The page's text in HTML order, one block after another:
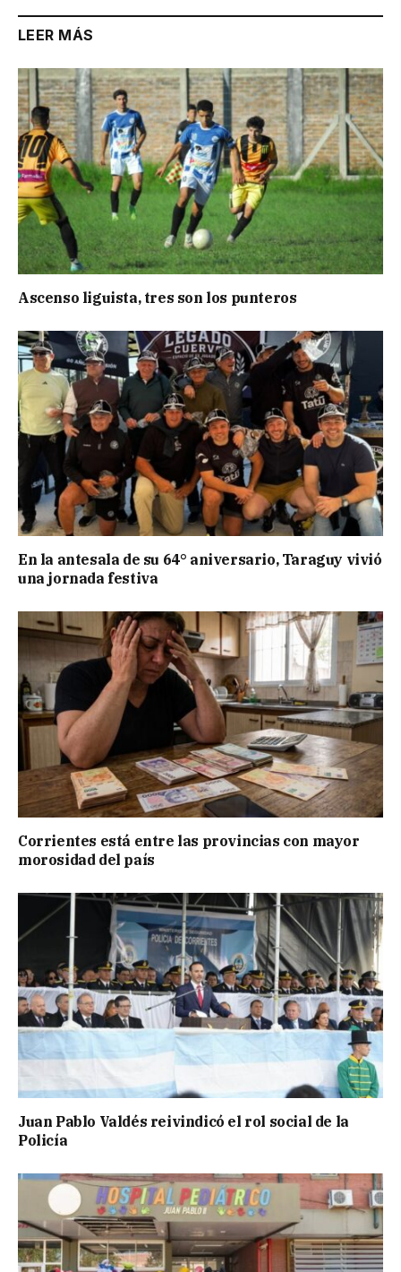
LEER MÁS
Ascenso liguista, tres son los punteros
En la antesala de su 64° aniversario, Taraguy vivió
una jornada festiva
Corrientes está entre las provincias con mayor
morosidad del país
Juan Pablo Valdés reivindicó el rol social de la
Policía